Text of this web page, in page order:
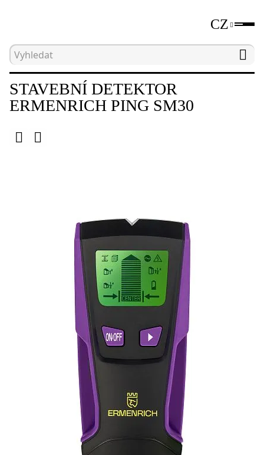
CZ
Hlavní strana
STAVEBNÍ DETEKTOR
ERMENRICH PING SM30